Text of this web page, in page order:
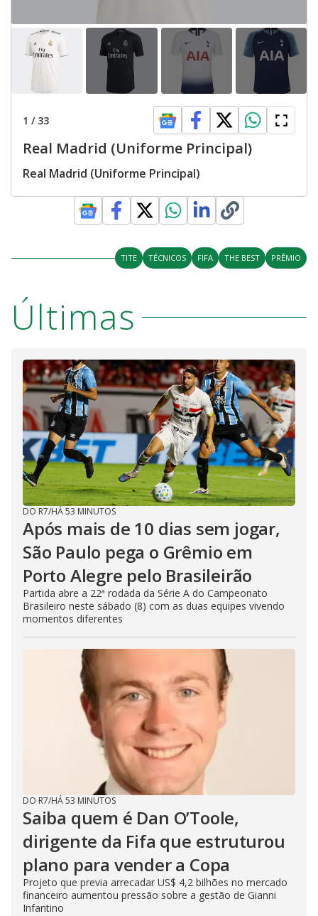
1 / 33
Real Madrid (Uniforme Principal)
Real Madrid (Uniforme Principal)
TITE TÉCNICOS FIFA THE BEST PRÊMIO
Últimas
DO R7/HÁ 53 MINUTOS
Após mais de 10 dias sem jogar,
São Paulo pega o Grêmio em
Porto Alegre pelo Brasileirão
Partida abre a 22ª rodada da Série A do Campeonato
Brasileiro neste sábado (8) com as duas equipes vivendo
momentos diferentes
DO R7/HÁ 53 MINUTOS
Saiba quem é Dan O’Toole,
dirigente da Fifa que estruturou
plano para vender a Copa
Projeto que previa arrecadar US$ 4,2 bilhões no mercado
financeiro aumentou pressão sobre a gestão de Gianni
Infantino